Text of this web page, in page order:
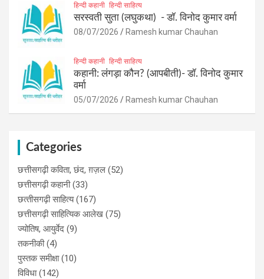
हिन्दी कहानी हिन्दी साहित्य
सरस्वती सुता (लघुकथा) ​- डॉ. विनोद कुमार वर्मा
08/07/2026 Ramesh kumar Chauhan
हिन्दी कहानी हिन्दी साहित्य
कहानी: लंगड़ा कौन? (आपबीती)​- डॉ. विनोद कुमार
वर्मा
05/07/2026 Ramesh kumar Chauhan
Categories
छत्तीसगढ़ी कविता, छंद, ग़ज़ल (52)
छत्तीसगढ़ी कहानी(33)
छत्‍तीसगढ़ी साहित्‍य(167)
छत्तीसगढ़ी साहित्यिक आलेख (75)
ज्योतिष, आयुर्वेद (9)
तकनीकी(4)
पुस्‍तक समीक्षा(10)
विविधा(142)